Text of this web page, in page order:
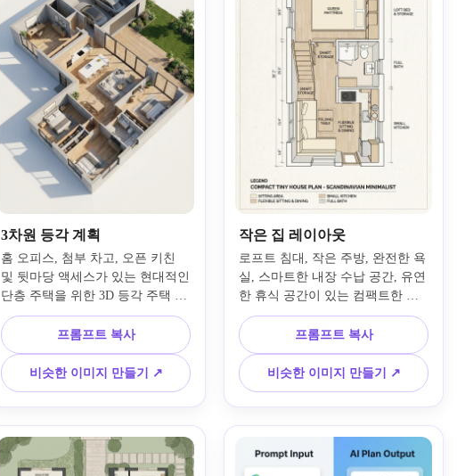
3차원 등각 계획
홈 오피스, 첨부 차고, 오픈 키친
및 뒷마당 액세스가 있는 현대적인
단층 주택을 위한 3D 등각 주택 계
획을 만듭니다. 가구가 비치된 객
실, 사실적인 비율, 부드러운 일광
그림자, 깨끗한 질감, 현대적인 마
감, 시각적으로 매력적이면서도 구
조화된 레이아웃으로 프레젠테이
션이 준비되어 있고 읽기 쉬운 느
낌을 줍니다.
프롬프트 복사
비슷한 이미지 만들기 ↗
작은 집 레이아웃
로프트 침대, 작은 주방, 완전한 욕
실, 스마트한 내장 수납 공간, 유연
한 휴식 공간이 있는 컴팩트한 작
은 주택 계획을 디자인하세요. 라
벨이 붙은 기능성 존, 스칸디나비
아 미니멀리스트 스타일, 밝은 중
립 색상, 효율적인 공간 절약 구성,
영감 보드에 적합한 선명한 시각적
선명도로 위에서 레이아웃을 제시
합니다.
프롬프트 복사
비슷한 이미지 만들기 ↗